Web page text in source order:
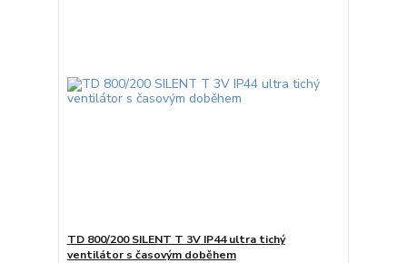
TD 800/200 SILENT T 3V IP44 ultra tichý
ventilátor s časovým doběhem